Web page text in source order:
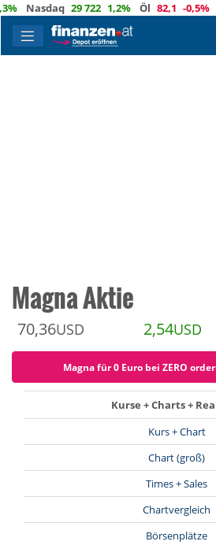
Nasdaq 29 722 1,2% Öl 82,1 -0,5% Euro
Magna Aktie
70,36USD 2,54USD
Magna für 0 Euro bei ZERO
Kurse + Charts +
Kurs + Chart
Chart (groß)
Times + Sales
Chartvergleich
Börsenplätze